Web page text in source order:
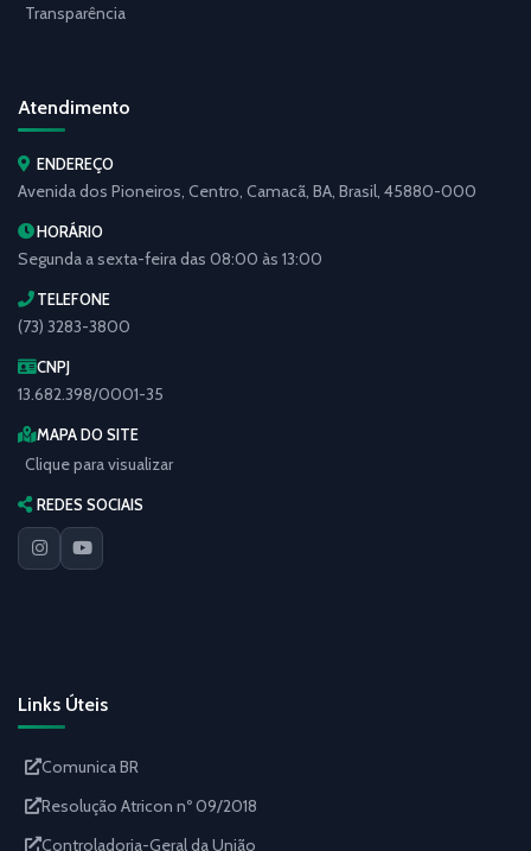
Transparência
Atendimento
ENDEREÇO
Avenida dos Pioneiros, Centro, Camacã, BA, Brasil, 45880-000
HORÁRIO
Segunda a sexta-feira das 08:00 às 13:00
TELEFONE
(73) 3283-3800
CNPJ
13.682.398/0001-35
MAPA DO SITE
Clique para visualizar
REDES SOCIAIS
Links Úteis
Comunica BR
Resolução Atricon nº 09/2018
Controladoria-Geral da União